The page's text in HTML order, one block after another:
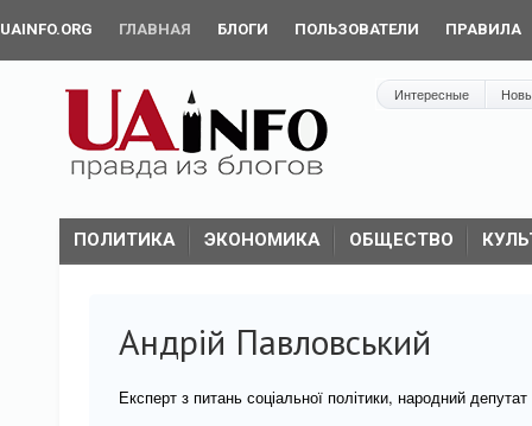
UAINFO.ORG ГЛАВНАЯ БЛОГИ ПОЛЬЗОВАТЕЛИ ПРАВИЛА
Интересные
ПОЛИТИКА ЭКОНОМИКА ОБЩЕСТВО
Андрій Павловський
Експерт з питань соціальної політики, народний